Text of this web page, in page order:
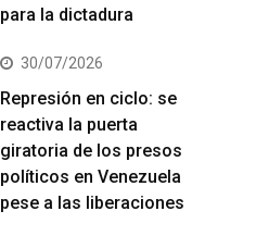
para la dictadura
30/07/2026
Represión en ciclo: se
reactiva la puerta
giratoria de los presos
políticos en Venezuela
pese a las liberaciones